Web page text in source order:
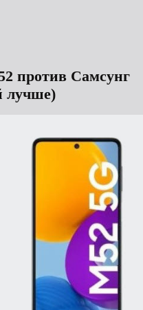
против Самсунг
лучше)